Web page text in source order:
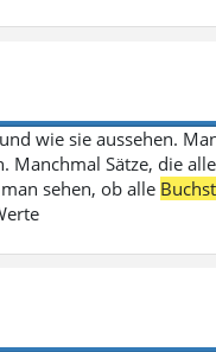
wie sie aussehen.
Manchmal Sätze, die
sehen, ob alle